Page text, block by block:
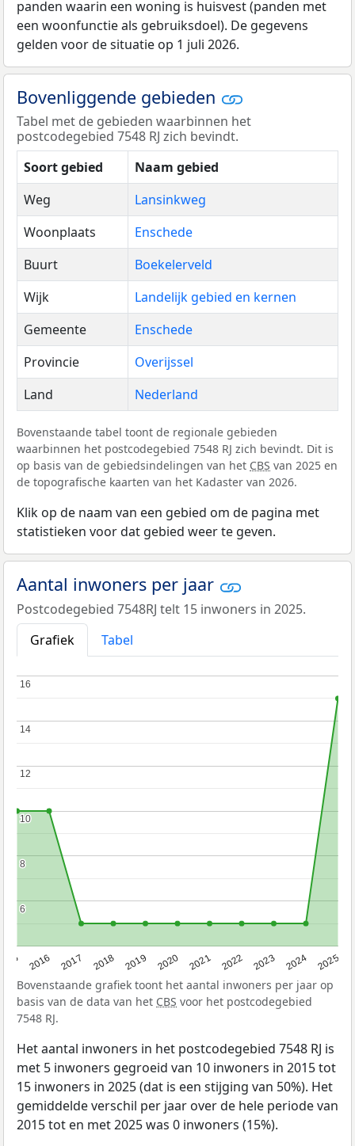
panden waarin een woning is huisvest (panden met
een woonfunctie als gebruiksdoel). De gegevens
gelden voor de situatie op 1 juli 2026.
Bovenliggende gebieden
Tabel met de gebieden waarbinnen het
postcodegebied 7548 RJ zich bevindt.
Soort gebied
Naam gebied
Weg
Lansinkweg
Woonplaats
Enschede
Buurt
Boekelerveld
Wijk
Landelijk gebied en kernen
Gemeente
Enschede
Provincie
Overijssel
Land
Nederland
Bovenstaande tabel toont de regionale gebieden
waarbinnen het postcodegebied 7548 RJ zich bevindt. Dit is
op basis van de gebiedsindelingen van het CBS van 2025 en
de topografische kaarten van het Kadaster van 2026.
Klik op de naam van een gebied om de pagina met
statistieken voor dat gebied weer te geven.
Aantal inwoners per jaar
Postcodegebied 7548RJ telt 15 inwoners in 2025.
Grafiek
Tabel
2016 2017 2018 2019 2020 2021 2022 2023 2024 2025
6
6
8
8
10
10
12
12
14
14
16
16
Bovenstaande grafiek toont het aantal inwoners per jaar op
basis van de data van het CBS voor het postcodegebied
7548 RJ.
Het aantal inwoners in het postcodegebied 7548 RJ is
met 5 inwoners gegroeid van 10 inwoners in 2015 tot
15 inwoners in 2025 (dat is een stijging van 50%). Het
gemiddelde verschil per jaar over de hele periode van
2015 tot en met 2025 was 0 inwoners (15%).